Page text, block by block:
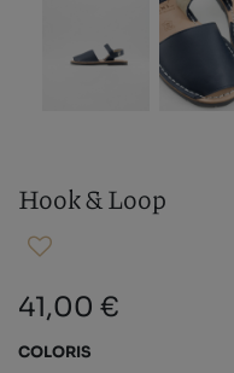
Hook & Loop
41,00 €
COLORIS